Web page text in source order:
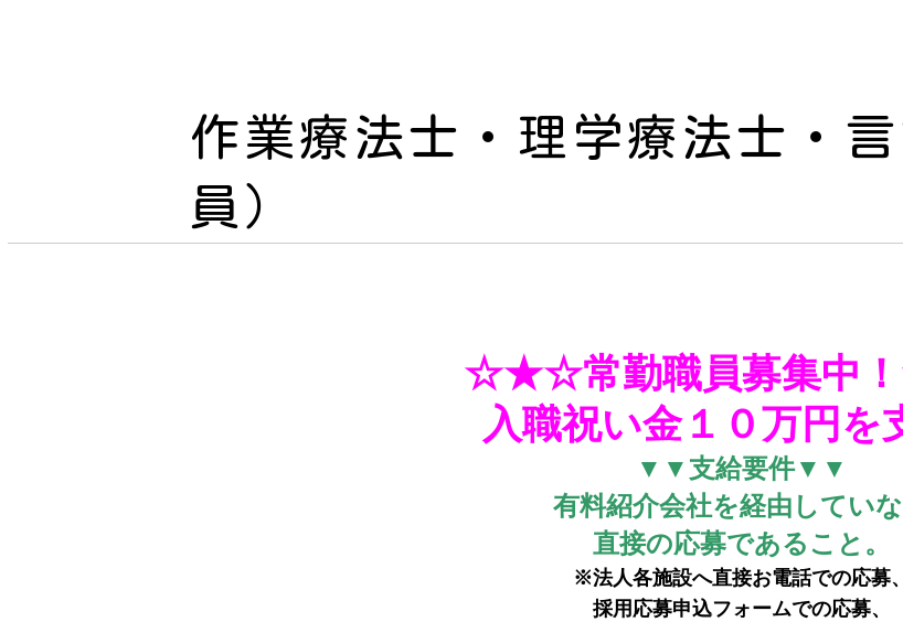
作業療法士・理学療法士・
員）